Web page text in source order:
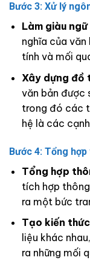
Bước 3: Xử lý
Làm giàu
nghĩa của
tính và mối
Xây dựng đồ
văn bản được
trong đó các
hệ là các
Bước 4: Tổng
Tổng hợp
tích hợp
ra một bức
Tạo kiến
liệu khác
ra những mối